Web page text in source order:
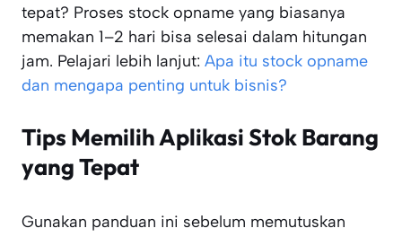
tepat? Proses stock opname yang biasanya
memakan 1–2 hari bisa selesai dalam hitungan
jam. Pelajari lebih lanjut: Apa itu stock opname
dan mengapa penting untuk bisnis?
Tips Memilih Aplikasi Stok Barang
yang Tepat
Gunakan panduan ini sebelum memutuskan